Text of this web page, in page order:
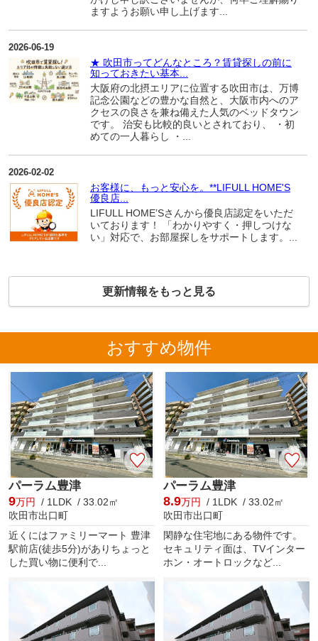
ますようお願い申し上げます...
2026-06-19
★ 吹田市ってどんなところ？賃貸探しの前に
知っておきたい基本...
大阪府の北摂エリアに位置する吹田市は、万博
記念公園などの豊かな自然と、大阪市内へのア
クセスの良さを兼ね備えた人気のベッドタウン
です。 治安も比較的良いとされており、 ・初
めての一人暮らし ・...
2026-02-02
お客様に、もっと安心を。**LIFULL HOME'S
優良店...
LIFULL HOME’Sさんから優良店認定をいただ
いております！ 「わかりやすく・押しつけな
い」対応で、お部屋探しをサポートします。...
更新情報をもっと見る
おすすめ物件
パーラム豊津
9万円 / 1LDK / 33.02㎡
吹田市出口町
近くにはファミリーマート 豊津
駅前店(徒歩5分)がありちょっと
した買い物に便利で...
パーラム豊津
8.9万円 / 1LDK / 33.02㎡
吹田市出口町
閑静な住宅地にある物件です。
セキュリティ面は、TVインター
ホン・オートロックなど...